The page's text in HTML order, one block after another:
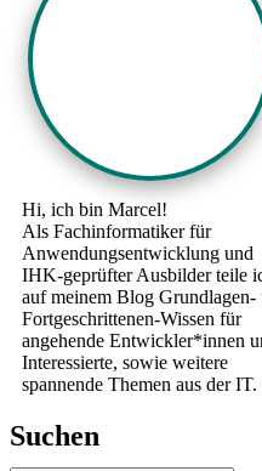
Hi, ich bin Marcel!
Als Fachinformatiker für
Anwendungsentwicklung und
IHK-geprüfter Ausbilder teile
auf meinem Blog Grundlagen-
Fortgeschrittenen-Wissen für
angehende Entwickler*innen
Interessierte, sowie weitere
spannende Themen aus der IT.
Suchen